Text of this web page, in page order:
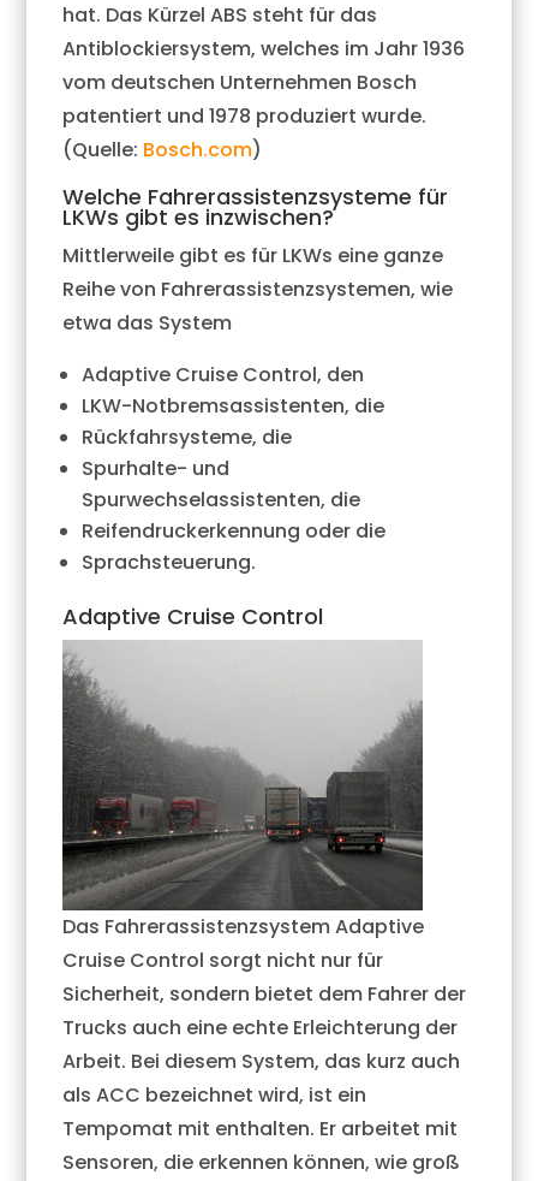
hat. Das Kürzel ABS steht für das
Antiblockiersystem, welches im Jahr 1936
vom deutschen Unternehmen Bosch
patentiert und 1978 produziert wurde.
(Quelle: Bosch.com)
Welche Fahrerassistenzsysteme für
LKWs gibt es inzwischen?
Mittlerweile gibt es für LKWs eine ganze
Reihe von Fahrerassistenzsystemen, wie
etwa das System
Adaptive Cruise Control, den
LKW-Notbremsassistenten, die
Rückfahrsysteme, die
Spurhalte- und
Spurwechselassistenten, die
Reifendruckerkennung oder die
Sprachsteuerung.
Adaptive Cruise Control
Das Fahrerassistenzsystem Adaptive
Cruise Control sorgt nicht nur für
Sicherheit, sondern bietet dem Fahrer der
Trucks auch eine echte Erleichterung der
Arbeit. Bei diesem System, das kurz auch
als ACC bezeichnet wird, ist ein
Tempomat mit enthalten. Er arbeitet mit
Sensoren, die erkennen können, wie groß